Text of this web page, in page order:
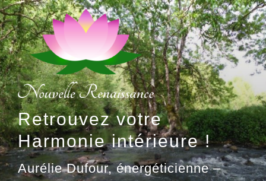
Aller
au
contenu
principal
Retrouvez votre
Harmonie intérieure !
Aurélie Dufour, énergéticienne –